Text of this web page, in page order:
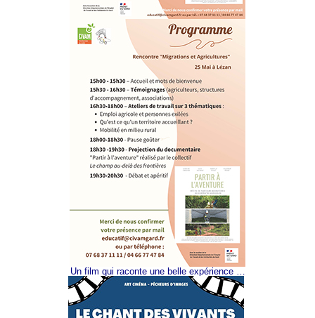
Un film qui raconte une belle expérience …